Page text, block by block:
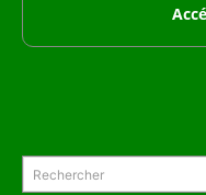
Rechercher